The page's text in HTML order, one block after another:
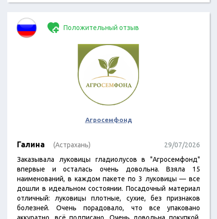
Положительный отзыв
Агросемфонд
Галина (Астрахань)
29/07/2026
Заказывала луковицы гладиолусов в "Агросемфонд"
впервые и осталась очень довольна. Взяла 15
наименований, в каждом пакете по 3 луковицы — все
дошли в идеальном состоянии. Посадочный материал
отличный: луковицы плотные, сухие, без признаков
болезней. Очень порадовало, что все упаковано